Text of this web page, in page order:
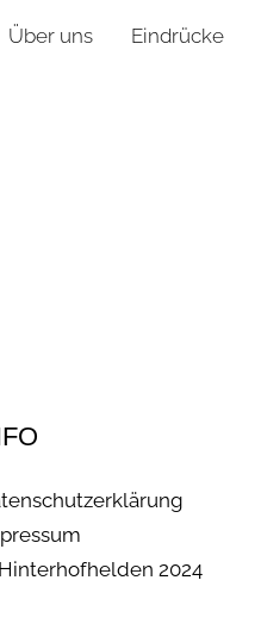
Über uns Eindrücke
2024